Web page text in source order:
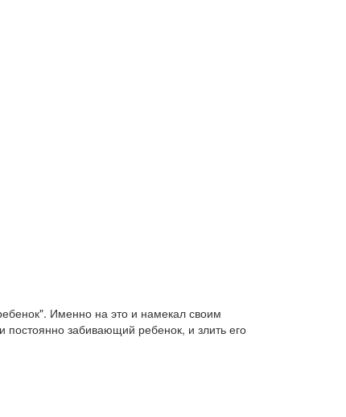
Именно на это и намекал своим
забивающий ребенок, и злить его